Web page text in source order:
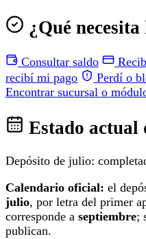
¿Qué necesita
Consultar saldo
recibí mi pago
Perdí o
Encontrar sucursal o
Estado actual
Depósito de julio:
Calendario oficial: el
julio, por letra del primer
corresponde a septiembre;
publican.